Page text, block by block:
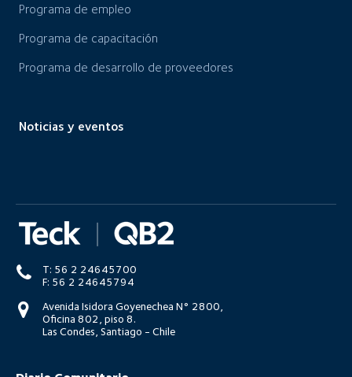
Programa de empleo
Programa de capacitación
Programa de desarrollo de proveedores
Noticias y eventos
T: 56 2 24645700
F: 56 2 24645794
Avenida Isidora Goyenechea N° 2800,
Oficina 802, piso 8.
Las Condes, Santiago - Chile